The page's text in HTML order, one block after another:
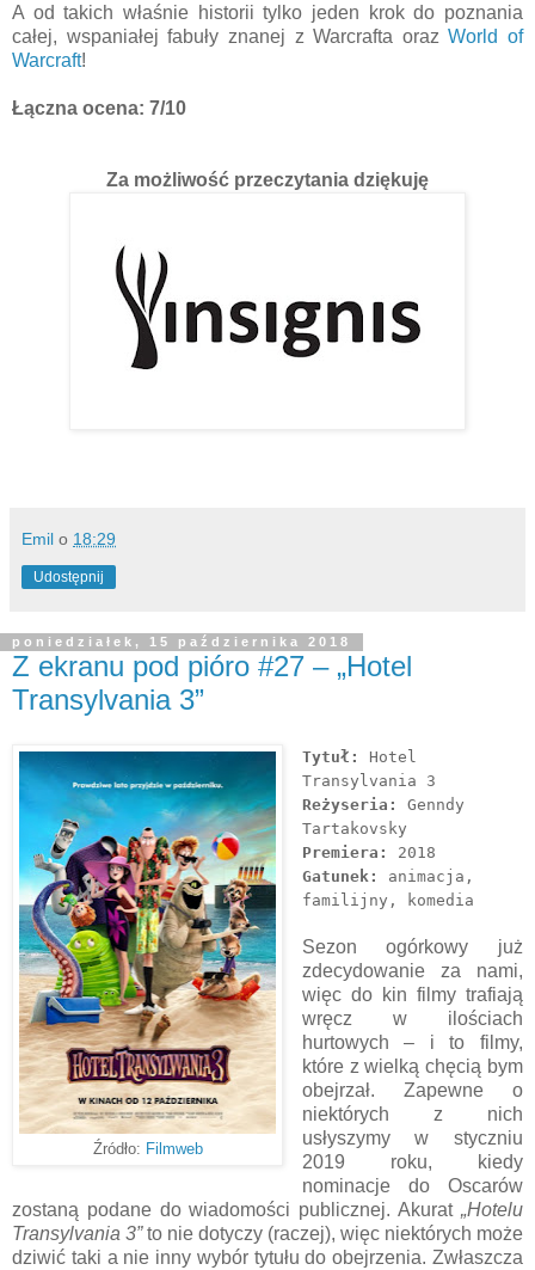
A od takich właśnie historii tylko jeden krok do poznania
całej, wspaniałej fabuły znanej z Warcrafta orazWorld of
Warcraft!
Łączna ocena: 7/10
Za możliwość przeczytania dziękuję
Emil o 18:29
Udostępnij
poniedziałek, 15 października 2018
Z ekranu pod pióro #27 – „Hotel
Transylvania 3”
Źródło: Filmweb
Tytuł:
Hotel
Transylvania 3
Reżyseria:
Genndy
Tartakovsky
Premiera:
2018
Gatunek:
animacja,
familijny, komedia
Sezon ogórkowy już
zdecydowanie za nami,
więc do kin filmy trafiają
wręcz w ilościach
hurtowych – i to filmy,
które z wielką chęcią bym
obejrzał. Zapewne o
niektórych z nich
usłyszymy w styczniu
2019 roku, kiedy
nominacje do Oscarów
zostaną podane do wiadomości publicznej. Akurat „Hotelu
Transylvania 3”to nie dotyczy (raczej), więc niektórych może
dziwić taki a nie inny wybór tytułu do obejrzenia. Zwłaszcza